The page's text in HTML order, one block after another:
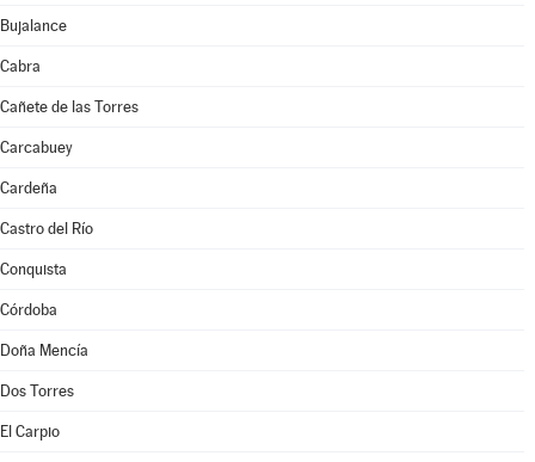
Bujalance
Cabra
Cañete de las Torres
Carcabuey
Cardeña
Castro del Río
Conquista
Córdoba
Doña Mencía
Dos Torres
El Carpio